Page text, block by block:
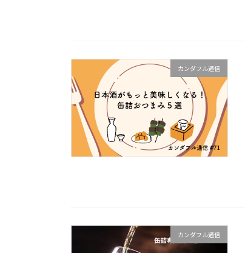
カンダフル通信
カンダフル通信